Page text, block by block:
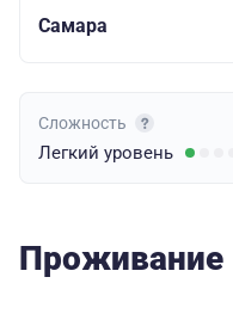
Самара
Сложность
Легкий уровень
Проживание